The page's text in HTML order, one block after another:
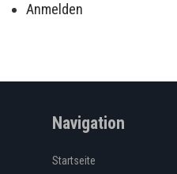
Anmelden
Navigation
Startseite